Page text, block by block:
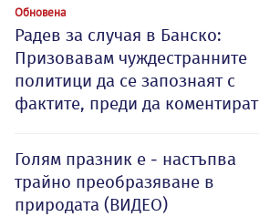
Обновена
Радев за случая в Банско:
Призовавам чуждестранните
политици да се запознаят с
фактите, преди да коментират
Голям празник е - настъпва
трайно преобразяване в
природата (ВИДЕО)